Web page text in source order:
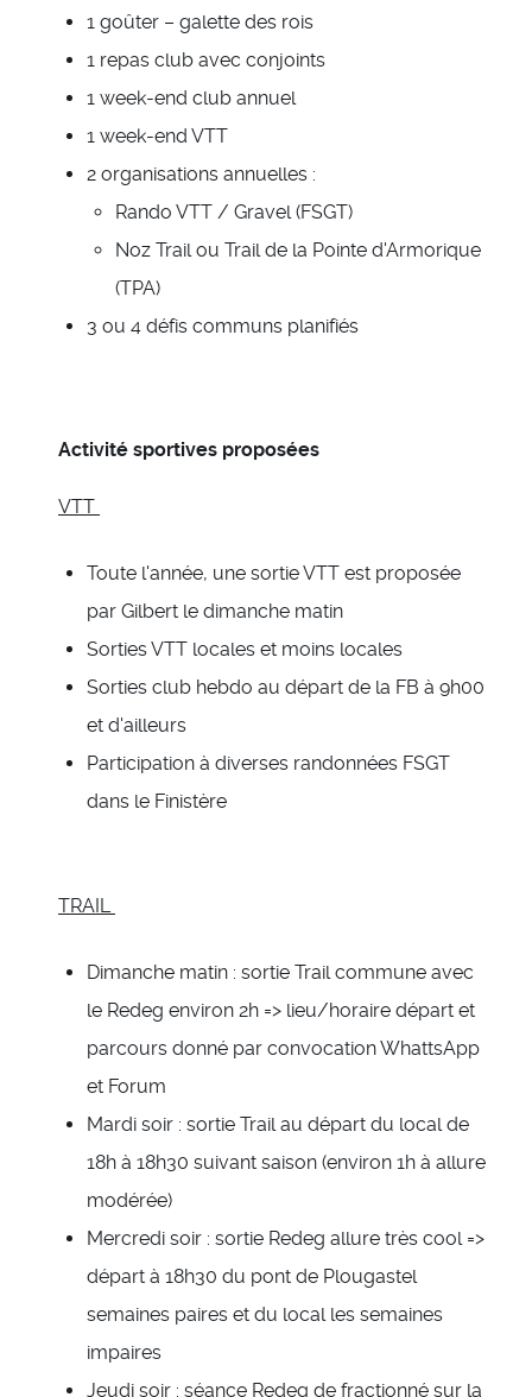
1 goûter – galette des rois
1 repas club avec conjoints
1 week-end club annuel
1 week-end VTT
2 organisations annuelles :
Rando VTT / Gravel (FSGT)
Noz Trail ou Trail de la Pointe d'Armorique
(TPA)
3 ou 4 défis communs planifiés
Activité sportives proposées
VTT
Toute l'année, une sortie VTT est proposée
par Gilbert le dimanche matin
Sorties VTT locales et moins locales
Sorties club hebdo au départ de la FB à 9h00
et d'ailleurs
Participation à diverses randonnées FSGT
dans le Finistère
TRAIL
Dimanche matin : sortie Trail commune avec
le Redeg environ 2h => lieu/horaire départ et
parcours donné par convocation WhattsApp
et Forum
Mardi soir : sortie Trail au départ du local de
18h à 18h30 suivant saison (environ 1h à allure
modérée)
Mercredi soir : sortie Redeg allure très cool =>
départ à 18h30 du pont de Plougastel
semaines paires et du local les semaines
impaires
Jeudi soir : séance Redeg de fractionné sur la